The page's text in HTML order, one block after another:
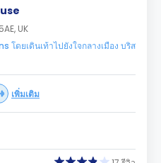
UK
โดยเดินเท้าไปยังใจกลางเมือง บริส
เพิ่มเติม